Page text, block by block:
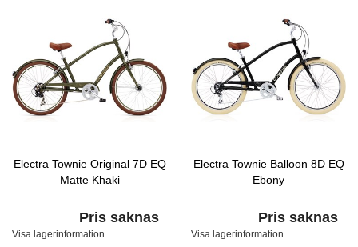
Electra Townie Original 7D EQ
Matte Khaki
Pris saknas
Visa lagerinformation
Electra Townie Balloon 8D EQ
Ebony
Pris saknas
Visa lagerinformation